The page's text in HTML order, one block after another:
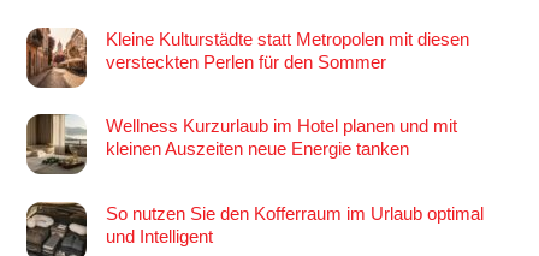
Kleine Kulturstädte statt Metropolen mit diesen
versteckten Perlen für den Sommer
Wellness Kurzurlaub im Hotel planen und mit
kleinen Auszeiten neue Energie tanken
So nutzen Sie den Kofferraum im Urlaub optimal
und Intelligent